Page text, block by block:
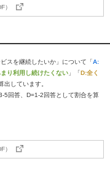
）
スを継続したいか」について「A:
り利用し続けたくない 」「D:全く
出しています。
回答、D=1-2回答として割合を算
）